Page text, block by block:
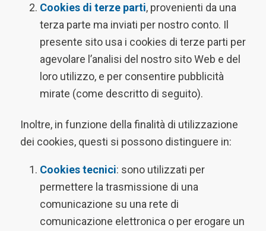
Cookies di terze parti, provenienti da una
terza parte ma inviati per nostro conto. Il
presente sito usa i cookies di terze parti per
agevolare l’analisi del nostro sito Web e del
loro utilizzo, e per consentire pubblicità
mirate (come descritto di seguito).
Inoltre, in funzione della finalità di utilizzazione
dei cookies, questi si possono distinguere in:
Cookies tecnici: sono utilizzati per
permettere la trasmissione di una
comunicazione su una rete di
comunicazione elettronica o per erogare un